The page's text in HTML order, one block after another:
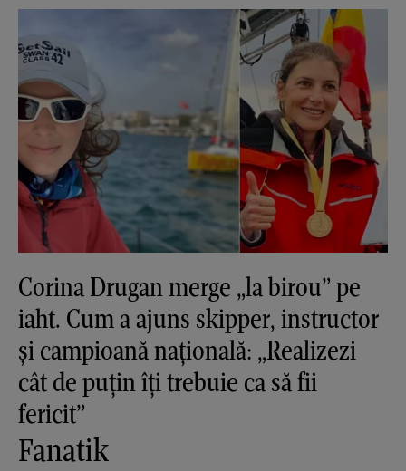
Corina Drugan merge „la birou” pe
iaht. Cum a ajuns skipper, instructor
și campioană națională: „Realizezi
cât de puțin îți trebuie ca să fii
fericit”
Fanatik